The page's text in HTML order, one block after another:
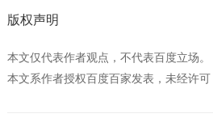
版权声明
本文仅代表作者观点，不代表百度立场。
本文系作者授权百度百家发表，未经许可